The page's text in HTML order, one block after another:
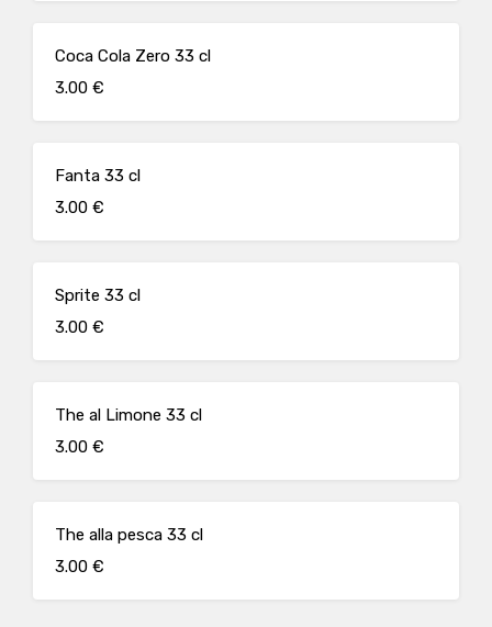
Coca Cola Zero 33 cl
3.00 €
Fanta 33 cl
3.00 €
Sprite 33 cl
3.00 €
The al Limone 33 cl
3.00 €
The alla pesca 33 cl
3.00 €